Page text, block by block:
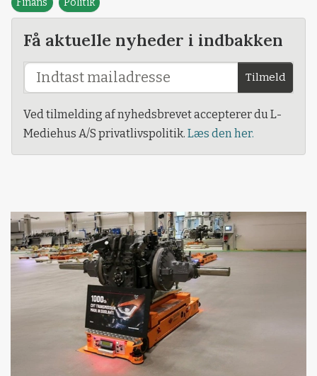
Få aktuelle nyheder i indbakken
Tilmeld
Ved tilmelding af nyhedsbrevet accepterer du L-
Mediehus A/S privatlivspolitik. Læs den her.